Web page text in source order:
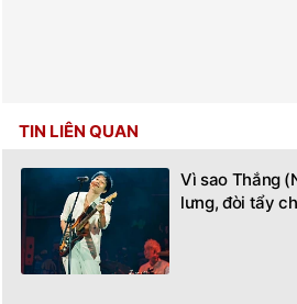
TIN LIÊN QUAN
Vì sao Thắng
lưng, đòi tẩy